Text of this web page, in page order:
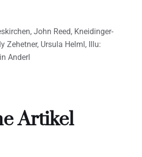
John Reed, Kneidinger-
Zehetner, Ursula Helml, Illu:
Anderl
Artikel